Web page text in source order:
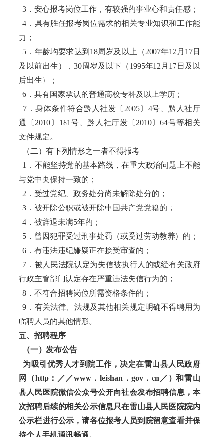
3．安心报考岗位工作，有较强的事业心和责任感；
4．具有胜任报考岗位需求的相关专业知识和工作能
力；
5．年龄均要求达到18周岁及以上（2007年12月17日
及以前出生），30周岁及以下（1995年12月17日及以
后出生）；
6．具有国家承认的普通高校专科及以上学历；
7．身体条件符合黔人社发〔2005〕4号、黔人社厅
通〔2010〕181号、黔人社厅发〔2010〕64号等相关
文件规定。
（二）有下列情形之一者不得报考
1．不能坚持党的基本路线，在重大政治问题上不能
与党中央保持一致的；
2．受过党纪、政务处分尚未解除处分的；
3．被开除公职或被开除中国共产党党籍的；
4．被辞退未满5年的；
5．曾因犯罪受过刑事处罚（或受过劳动教养）的；
6．有违法违纪嫌疑正在接受审查的；
7．被人民法院认定为失信被执行人的或经有关政府
行政主管部门认定存在严重违法失信行为的；
8．不符合招聘岗位所需资格条件的；
9．有关法律、法规及其他相关规定明确不得聘用为
临聘人员的其他情形。
五、招聘程序
（一）发布公告
为吸引优秀人才到院工作，决定在雷山县人民政府
网（http：／／www．leishan．gov．cn／）和雷山
县人民医院微信公众号公开向社会发布招聘信息，本
次招聘后续的相关公示信息只在雷山县人民医院院内
公示栏进行公示，请各位报考人员到院留意查看并保
持个人手机通讯畅通。